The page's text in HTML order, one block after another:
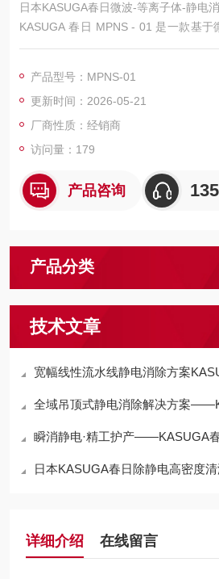
日本KASUGA春日微波-等离子体-静电
KASUGA 春日 MPNS - 01 是一款基于
环境专用静电消除系统，核心优势为
薄膜等真空制程的静电管控。
产品型号：MPNS-01
更新时间：2026-05-21
厂商性质：经销商
访问量：179
产品咨询
产品分类
技术文章
宽幅线性流水线静电消除方案KASUGA春日FLD-
全域吊顶式静电消除解决方案——KASUGA春
瞬消静电·精工护产——KASUGA春日
日本KASUGA春日除静电高密度
详细介绍 在线留言